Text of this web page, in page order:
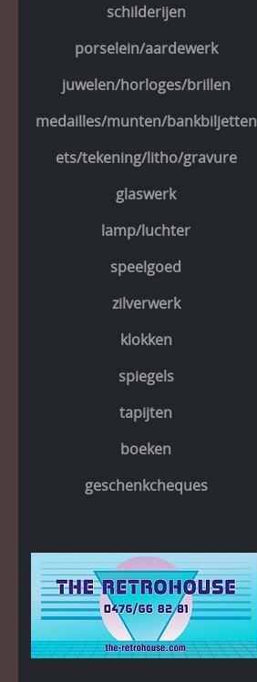
schilderijen
porselein/aardewerk
juwelen/horloges/brillen
medailles/munten/bankbiljetten
ets/tekening/litho/gravure
glaswerk
lamp/luchter
speelgoed
zilverwerk
klokken
spiegels
tapijten
boeken
geschenkcheques